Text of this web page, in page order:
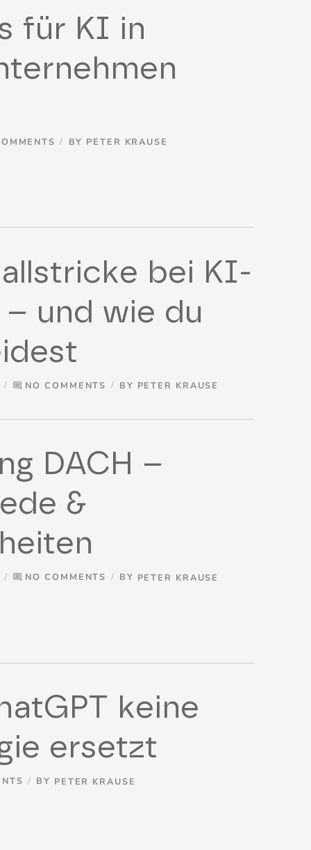
für KI in
BY PETER KRAUSE
bei KI-
und wie du
comment NO COMMENTS BY PETER KRAUSE
DACH –
&
comment NO COMMENTS BY PETER KRAUSE
keine
ersetzt
BY PETER KRAUSE